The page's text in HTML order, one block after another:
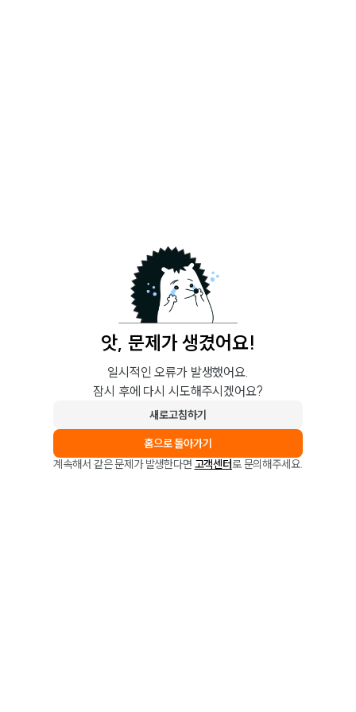
앗, 문제가 생겼어요!
일시적인 오류가 발생했어요.
잠시 후에 다시 시도해주시겠어요?
새로고침하기
홈으로 돌아가기
계속해서 같은 문제가 발생한다면 고객센터로 문의해주세요.